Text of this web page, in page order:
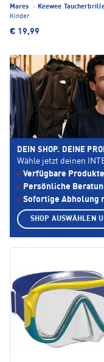
Mares ·
Keewee
Kinder
€ 19,99
DEIN SHOP. DEINE
Wähle jetzt deinen
Verfügbare
Persönliche
Sofortige Abholung